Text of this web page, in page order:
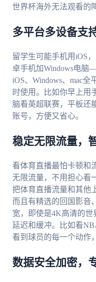
世界杯海外无法观看的
多平台多设备支
留学生可能手机用iOS
卓手机加Windows电
iOS、Windows、mac全
时使用。比如你早上用
脑看英超联赛，平板还
账号，方便又省心。
稳定无限流量，
看体育直播最怕卡顿和
无限流量，不用担心看
把体育直播流量和其他
而且有精选的回国影音
宽，即使是4K高清的
延迟和缓冲。比如看
看到球员的每一个动作
数据安全加密，